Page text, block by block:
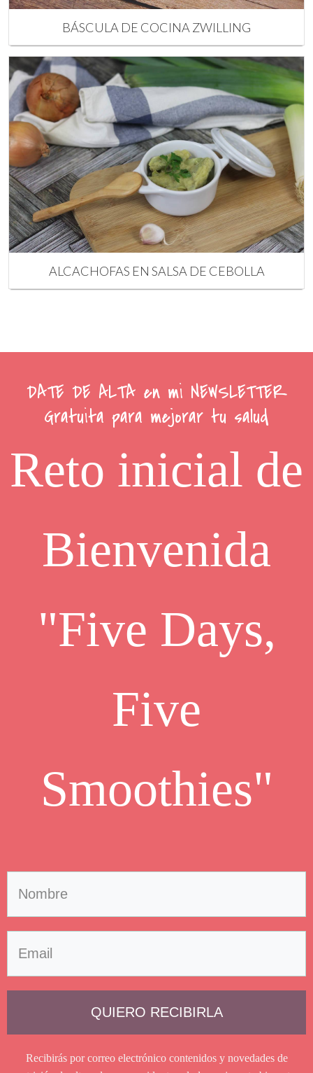
BÁSCULA DE COCINA ZWILLING
ALCACHOFAS EN SALSA DE CEBOLLA
DATE DE ALTA en mi NEWSLETTER
Gratuita para mejorar tu salud
Reto inicial de
Bienvenida
"Five Days,
Five
Smoothies"
QUIERO RECIBIRLA
Recibirás por correo electrónico contenidos y novedades de